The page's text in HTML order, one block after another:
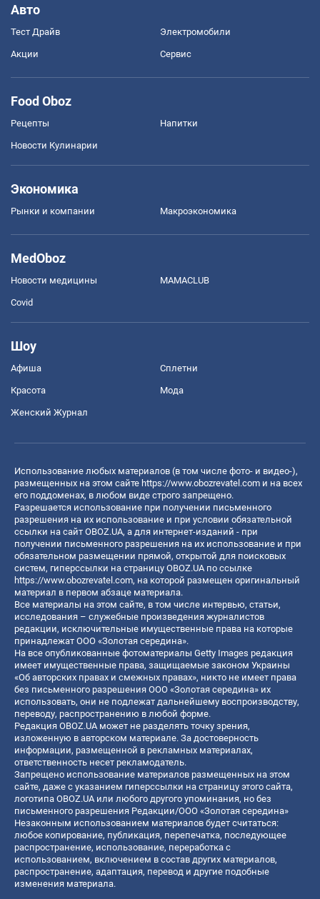
Авто
Тест Драйв Электромобили
Акции Сервис
Food Oboz
Рецепты Напитки
Новости Кулинарии
Экономика
Рынки и компании Mакроэкономика
MedOboz
Новости медицины MAMACLUB
Covid
Шоу
Афиша Сплетни
Красота Мода
Женский Журнал
Использование любых материалов (в том числе фото- и видео-),
размещенных на этом сайте https://www.obozrevatel.com и на всех
его поддоменах, в любом виде строго запрещено.
Разрешается использование при получении письменного
разрешения на их использование и при условии обязательной
ссылки на сайт OBOZ.UA, а для интернет-изданий - при
получении письменного разрешения на их использование и при
обязательном размещении прямой, открытой для поисковых
систем, гиперссылки на страницу OBOZ.UA по ссылке
https://www.obozrevatel.com, на которой размещен оригинальный
материал в первом абзаце материала.
Все материалы на этом сайте, в том числе интервью, статьи,
исследования – служебные произведения журналистов
редакции, исключительные имущественные права на которые
принадлежат ООО «Золотая середина».
На все опубликованные фотоматериалы Getty Images редакция
имеет имущественные права, защищаемые законом Украины
«Об авторских правах и смежных правах», никто не имеет права
без письменного разрешения ООО «Золотая середина» их
использовать, они не подлежат дальнейшему воспроизводству,
переводу, распространению в любой форме.
Редакция OBOZ.UA может не разделять точку зрения,
изложенную в авторском материале. За достоверность
информации, размещенной в рекламных материалах,
ответственность несет рекламодатель.
Запрещено использование материалов размещенных на этом
сайте, даже с указанием гиперссылки на страницу этого сайта,
логотипа OBOZ.UA или любого другого упоминания, но без
письменного разрешения Редакции/ООО «Золотая середина»
Незаконным использованием материалов будет считаться:
любое копирование, публикация, перепечатка, последующее
распространение, использование, переработка с
использованием, включением в состав других материалов,
распространение, адаптация, перевод и другие подобные
изменения материала.